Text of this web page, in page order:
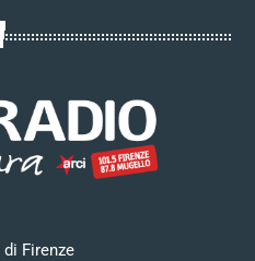
Firenze